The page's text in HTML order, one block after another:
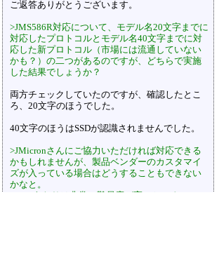
ご返答ありがとうございます。
>JMS586R対応について、モデル名20文字までに
対応したプロトコルとモデル名40文字までに対
応した新プロトコル（市場には流通していない
かも？）の二つがあるのですが、どちらで実施
した結果でしょうか？
両方チェックしていたのですが、確認したとこ
ろ、20文字のほうでした。
40文字のほうはSSDが認識されませんでした。
>JMicronさんにご協力いただければ対応できる
かもしれませんが、製品ベンダーのカスタマイ
ズが入っている場合はどうすることもできない
かなと。
>このあたりは非常に難易度が高いところで